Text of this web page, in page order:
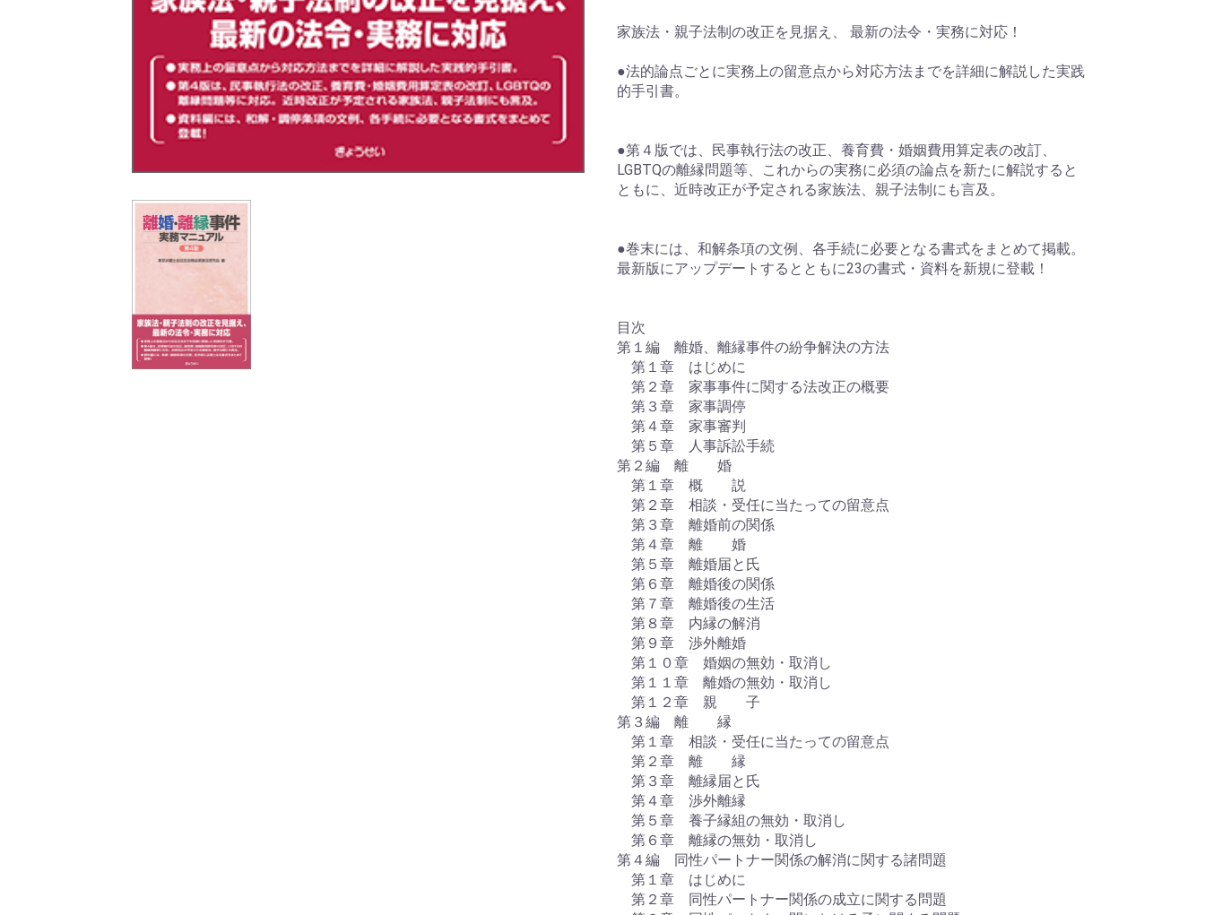
家族法・親子法制の改正を見据え、 最新の法令・実務に対応！
●法的論点ごとに実務上の留意点から対応方法までを詳細に解説した実践
的手引書。
●第４版では、民事執行法の改正、養育費・婚姻費用算定表の改訂、
LGBTQの離縁問題等、これからの実務に必須の論点を新たに解説すると
ともに、近時改正が予定される家族法、親子法制にも言及。
●巻末には、和解条項の文例、各手続に必要となる書式をまとめて掲載。
最新版にアップデートするとともに23の書式・資料を新規に登載！
目次
第１編 離婚、離縁事件の紛争解決の方法
第１章 はじめに
第２章 家事事件に関する法改正の概要
第３章 家事調停
第４章 家事審判
第５章 人事訴訟手続
第２編 離 婚
第１章 概 説
第２章 相談・受任に当たっての留意点
第３章 離婚前の関係
第４章 離 婚
第５章 離婚届と氏
第６章 離婚後の関係
第７章 離婚後の生活
第８章 内縁の解消
第９章 渉外離婚
第１０章 婚姻の無効・取消し
第１１章 離婚の無効・取消し
第１２章 親 子
第３編 離 縁
第１章 相談・受任に当たっての留意点
第２章 離 縁
第３章 離縁届と氏
第４章 渉外離縁
第５章 養子縁組の無効・取消し
第６章 離縁の無効・取消し
第４編 同性パートナー関係の解消に関する諸問題
第１章 はじめに
第２章 同性パートナー関係の成立に関する問題